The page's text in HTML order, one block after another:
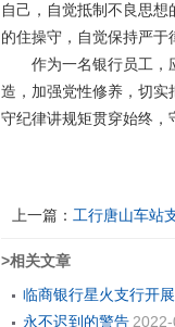
自己，自觉抵制不良思
的住操守，自觉保持严于
作为一名银行员工，应
造，加强党性修养，切
守纪律讲规矩贯穿始终，
上一篇： 工行唐山车站
>相关文章
临商银行星火支行开
永不迟到的警告